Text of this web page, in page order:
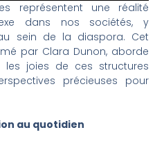
représentent une réalité
dans nos sociétés, y
sein de la diaspora. Cet
par Clara Dunon, aborde
joies de ces structures
précieuses pour
au quotidien